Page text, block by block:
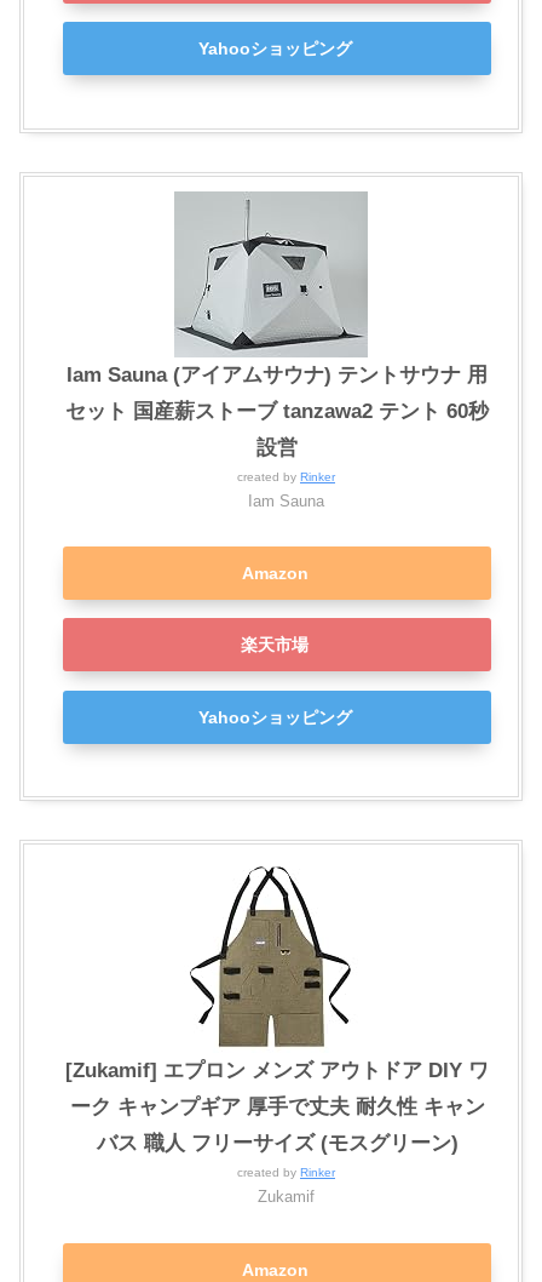
Yahooショッピング
Iam Sauna (アイアムサウナ) テントサウナ 用
セット 国産薪ストーブ tanzawa2 テント 60秒
設営
created by Rinker
Iam Sauna
Amazon
楽天市場
Yahooショッピング
[Zukamif] エプロン メンズ アウトドア DIY ワ
ーク キャンプギア 厚手で丈夫 耐久性 キャン
バス 職人 フリーサイズ (モスグリーン)
created by Rinker
Zukamif
Amazon